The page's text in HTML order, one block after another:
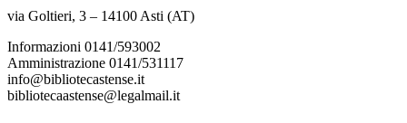
via Goltieri, 3 – 14100 Asti (AT)
Informazioni 0141/593002
Amministrazione 0141/531117
info@bibliotecastense.it
bibliotecaastense@legalmail.it